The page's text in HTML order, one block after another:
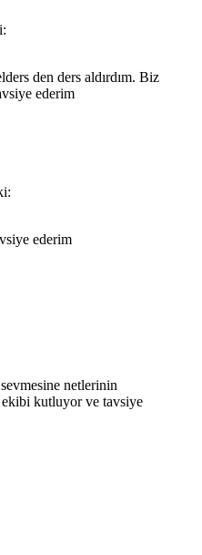
den ders aldırdım. Biz
ederim
ederim
netlerinin
ekibi kutluyor ve tavsiye